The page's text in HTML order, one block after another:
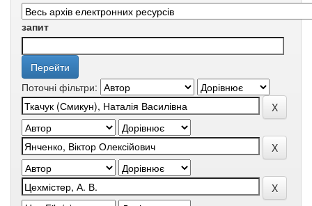
запит
Поточні фільтри: